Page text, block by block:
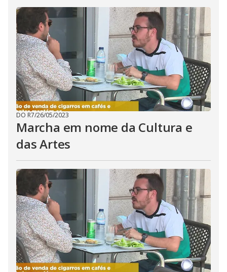
DO R7/26/05/2023
Marcha em nome da Cultura e
das Artes